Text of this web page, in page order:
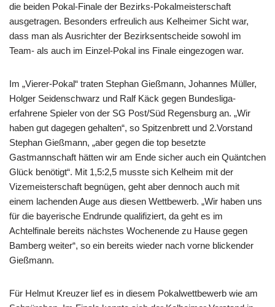
die beiden Pokal-Finale der Bezirks-Pokalmeisterschaft
ausgetragen. Besonders erfreulich aus Kelheimer Sicht war,
dass man als Ausrichter der Bezirksentscheide sowohl im
Team- als auch im Einzel-Pokal ins Finale eingezogen war.
Im „Vierer-Pokal“ traten Stephan Gießmann, Johannes Müller,
Holger Seidenschwarz und Ralf Käck gegen Bundesliga-
erfahrene Spieler von der SG Post/Süd Regensburg an. „Wir
haben gut dagegen gehalten“, so Spitzenbrett und 2.Vorstand
Stephan Gießmann, „aber gegen die top besetzte
Gastmannschaft hätten wir am Ende sicher auch ein Quäntchen
Glück benötigt“. Mit 1,5:2,5 musste sich Kelheim mit der
Vizemeisterschaft begnügen, geht aber dennoch auch mit
einem lachenden Auge aus diesen Wettbewerb. „Wir haben uns
für die bayerische Endrunde qualifiziert, da geht es im
Achtelfinale bereits nächstes Wochenende zu Hause gegen
Bamberg weiter“, so ein bereits wieder nach vorne blickender
Gießmann.
Für Helmut Kreuzer lief es in diesem Pokalwettbewerb wie am